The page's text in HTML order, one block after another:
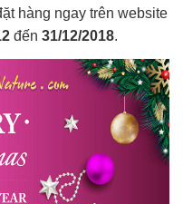
hàng ngay trên website
đến 31/12/2018.